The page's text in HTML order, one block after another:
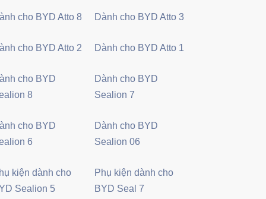
cho BYD Atto 8 Dành cho BYD Atto 3
cho BYD Atto 2 Dành cho BYD Atto 1
cho BYD
8
Dành cho BYD
Sealion 7
cho BYD
6
Dành cho BYD
Sealion 06
kiện dành cho
Sealion 5
Phụ kiện dành cho
BYD Seal 7